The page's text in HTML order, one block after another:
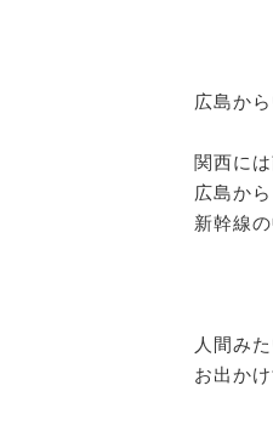
広島か
関西に
広島か
新幹線
人間み
お出か